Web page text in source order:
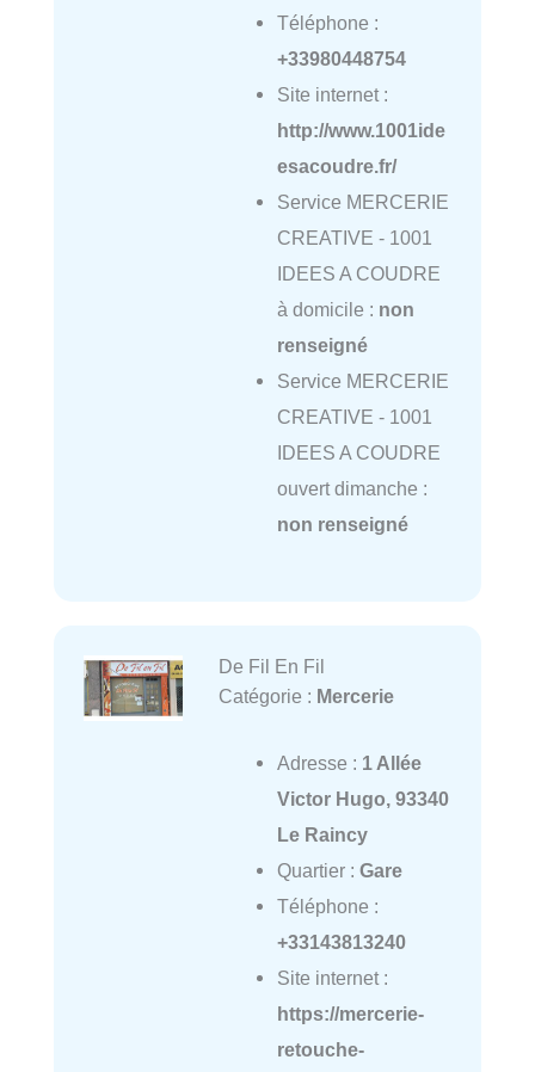
Téléphone :
+33980448754
Site internet :
http://www.1001ide
esacoudre.fr/
Service MERCERIE
CREATIVE - 1001
IDEES A COUDRE
à domicile : non
renseigné
Service MERCERIE
CREATIVE - 1001
IDEES A COUDRE
ouvert dimanche :
non renseigné
De Fil En Fil
Catégorie : Mercerie
Adresse : 1 Allée
Victor Hugo, 93340
Le Raincy
Quartier : Gare
Téléphone :
+33143813240
Site internet :
https://mercerie-
retouche-